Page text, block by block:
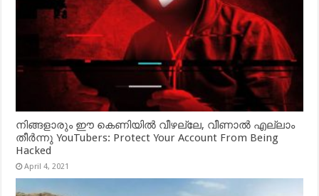
നിങ്ങളാരും ഈ കെണിയിൽ വീഴല്ലേ, വീണാൽ എല്ലാം
തീർന്നു YouTubers: Protect Your Account From Being
Hacked
April 4, 2021